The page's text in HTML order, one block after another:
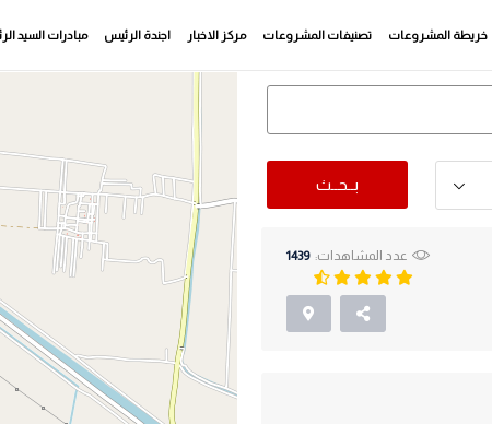
خريطة المشروعات تصنيفات المشروعات مركز الاخبار اجندة الرئيس مبادرات السيد
بــحــث
عدد المشاهدات: 1439